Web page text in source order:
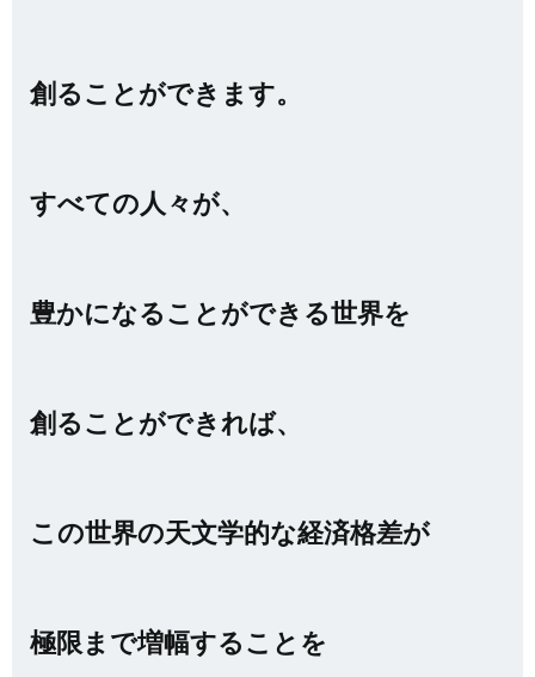
創ることができます。
すべての人々が、
豊かになることができる世界を
創ることができれば、
この世界の天文学的な経済格差が
極限まで増幅することを